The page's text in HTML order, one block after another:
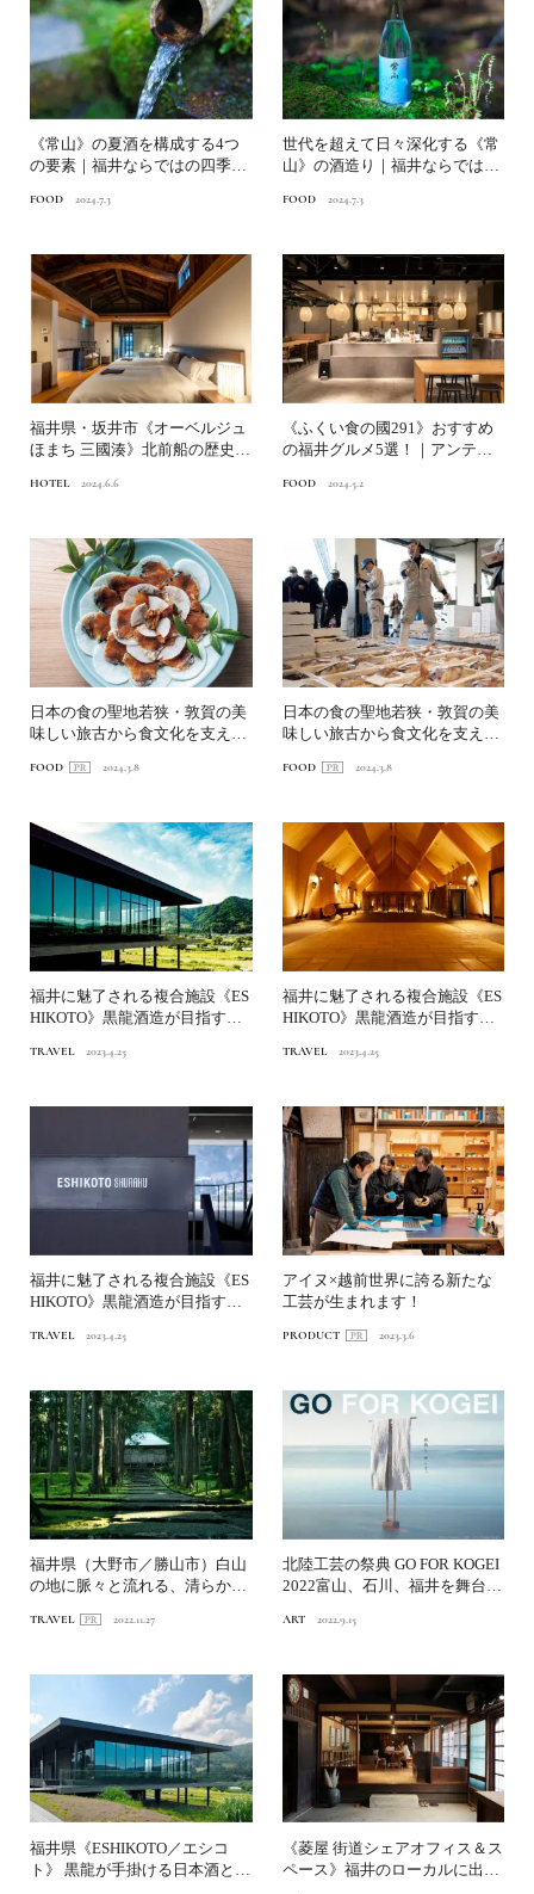
《常山》の夏酒を構成する4つ
の要素｜福井ならではの四季を
FOOD 2024.7.3
世代を超えて日々深化する《常
山》の酒造り｜福井ならではの
FOOD 2024.7.3
福井県・坂井市《オーベルジュ
ほまち 三國湊》北前船の歴史を
HOTEL 2024.6.6
《ふくい食の國291》おすすめ
の福井グルメ5選！｜アンテナ
FOOD 2024.5.2
日本の食の聖地若狭・敦賀の美
味しい旅古から食文化を支えて
FOOD 2024.3.8
日本の食の聖地若狭・敦賀の美
味しい旅古から食文化を支えて
FOOD 2024.3.8
福井に魅了される複合施設《ES
HIKOTO》黒龍酒造が目指す未
TRAVEL 2023.4.25
福井に魅了される複合施設《ES
HIKOTO》黒龍酒造が目指す未
TRAVEL 2023.4.25
福井に魅了される複合施設《ES
HIKOTO》黒龍酒造が目指す未
TRAVEL 2023.4.25
アイヌ×越前世界に誇る新たな
工芸が生まれます！
PRODUCT 2023.3.6
福井県（大野市／勝山市）白山
の地に脈々と流れる、清らかな
TRAVEL 2022.11.27
北陸⼯芸の祭典 GO FOR KOGEI
2022富山、石川、福井を舞台に
ART 2022.9.15
福井県《ESHIKOTO／エシコ
ト》 黒龍が手掛ける日本酒と食
《菱屋 街道シェアオフィス＆ス
ペース》福井のローカルに出合